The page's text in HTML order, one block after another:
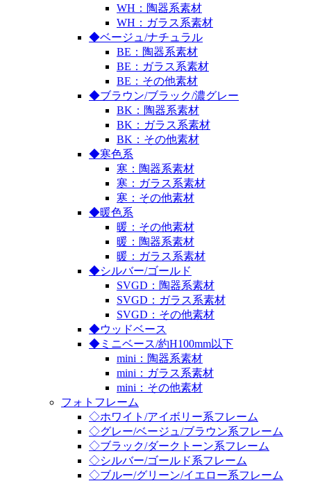
WH：陶器系素材
WH：ガラス系素材
◆ベージュ/ナチュラル
BE：陶器系素材
BE：ガラス系素材
BE：その他素材
◆ブラウン/ブラック/濃グレー
BK：陶器系素材
BK：ガラス系素材
BK：その他素材
◆寒色系
寒：陶器系素材
寒：ガラス系素材
寒：その他素材
◆暖色系
暖：その他素材
暖：陶器系素材
暖：ガラス系素材
◆シルバー/ゴールド
SVGD：陶器系素材
SVGD：ガラス系素材
SVGD：その他素材
◆ウッドベース
◆ミニベース/約H100mm以下
mini：陶器系素材
mini：ガラス系素材
mini：その他素材
フォトフレーム
◇ホワイト/アイボリー系フレーム
◇グレー/ベージュ/ブラウン系フレーム
◇ブラック/ダークトーン系フレーム
◇シルバー/ゴールド系フレーム
◇ブルー/グリーン/イエロー系フレーム